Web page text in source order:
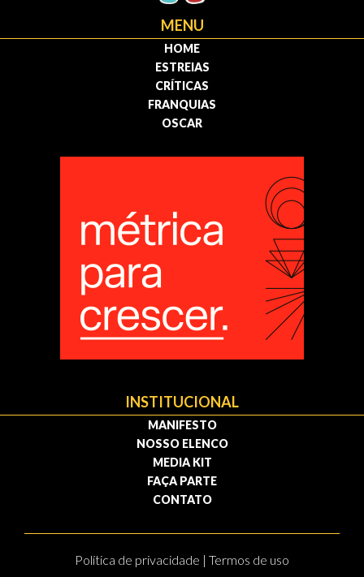
MENU
HOME
ESTREIAS
CRÍTICAS
FRANQUIAS
OSCAR
INSTITUCIONAL
MANIFESTO
NOSSO ELENCO
MEDIA KIT
FAÇA PARTE
CONTATO
Política de privacidade | Termos de uso